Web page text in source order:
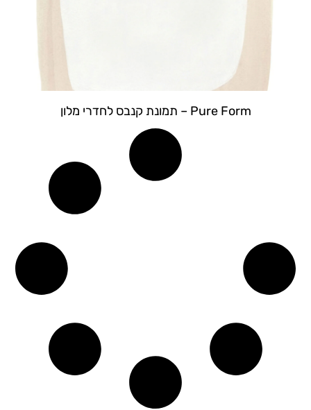
Pure Form – תמונת קנבס לחדרי מלון